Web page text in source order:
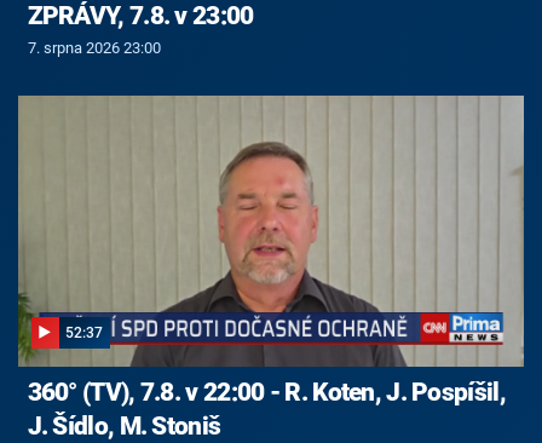
ZPRÁVY, 7.8. v 23:00
7. srpna 2026 23:00
52:37
360° (TV), 7.8. v 22:00 - R. Koten, J. Pospíšil,
J. Šídlo, M. Stoniš